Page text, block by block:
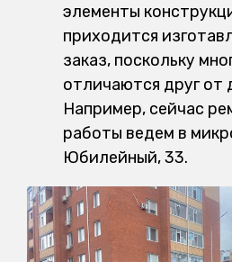
элементы
приходится
заказ, поскольку
отличаются друг от
Например, сейчас
работы ведем в
Юбилейный, 33.